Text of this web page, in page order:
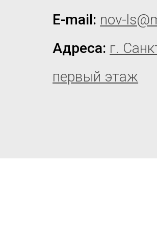
E-mail: nov-
Адреса: г.
первый этаж